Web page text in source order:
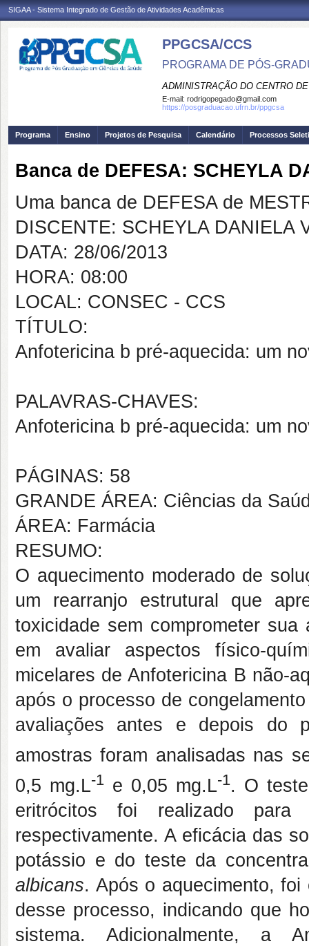
SIGAA - Sistema Integrado de Gestão de Atividades Acadêmicas
PPGCSA/CCS
PROGRAMA DE PÓS-
ADMINISTRAÇÃO DO CENTRO
E-mail: rodrigopegado@gmail.com
https://posgraduacao.ufrn.br/ppgcsa
Programa Ensino Projetos de Pesquisa Calendário Processos
Banca de DEFESA: SCHEYLA
Uma banca de DEFESA de
DISCENTE: SCHEYLA DANIELA
DATA: 28/06/2013
HORA: 08:00
LOCAL: CONSEC - CCS
TÍTULO:
Anfotericina b pré-aquecida: um
PALAVRAS-CHAVES:
Anfotericina b pré-aquecida: um
PÁGINAS: 58
GRANDE ÁREA: Ciências da
ÁREA: Farmácia
RESUMO:
O aquecimento moderado de
um rearranjo estrutural que
toxicidade sem comprometer
em avaliar aspectos físico-
micelares de Anfotericina B não-
após o processo de
avaliações antes e depois do
amostras foram analisadas nas
0,5 mg.L-1 e 0,05 mg.L-1. O
eritrócitos foi realizado
respectivamente. A eficácia das
potássio e do teste da
albicans. Após o aquecimento,
desse processo, indicando que
sistema. Adicionalmente, a